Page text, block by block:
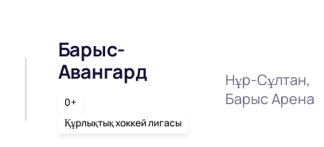
Барыс-
Авангард
0+
Құрлықтық хоккей лигасы
Нұр-Сұлтан,
Барыс Арена